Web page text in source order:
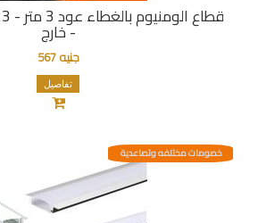
- خارج
جنيه 567
تفاصيل
خصومات مختلفه وتصاعدية